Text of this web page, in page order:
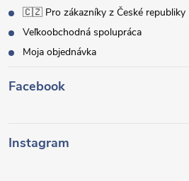
🇨🇿 Pro zákazníky z České republiky
Veľkoobchodná spolupráca
Moja objednávka
Facebook
Instagram